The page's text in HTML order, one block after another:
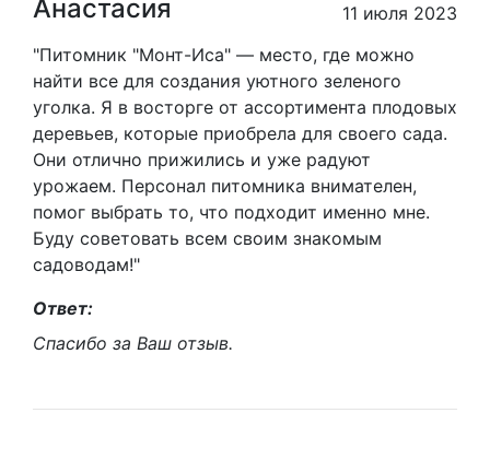
Анастасия
11 июля 2023
"Питомник "Монт-Иса" — место, где можно
найти все для создания уютного зеленого
уголка. Я в восторге от ассортимента плодовых
деревьев, которые приобрела для своего сада.
Они отлично прижились и уже радуют
урожаем. Персонал питомника внимателен,
помог выбрать то, что подходит именно мне.
Буду советовать всем своим знакомым
садоводам!"
Ответ:
Спасибо за Ваш отзыв.